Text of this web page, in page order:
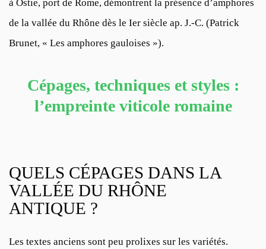
à Ostie, port de Rome, démontrent la présence d’amphores
de la vallée du Rhône dès le Ier siècle ap. J.-C. (Patrick
Brunet, « Les amphores gauloises »).
Cépages, techniques et styles :
l’empreinte viticole romaine
QUELS CÉPAGES DANS LA
VALLÉE DU RHÔNE
ANTIQUE ?
Les textes anciens sont peu prolixes sur les variétés.